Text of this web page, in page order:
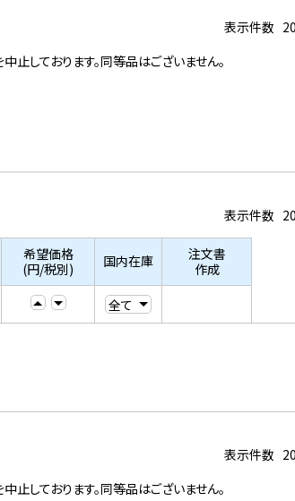
表示件数 20
しております。同等品はございません。
表示件数 20
希望価格
(円/税別)
国内在庫
注文書
作成
表示件数 20
しております。同等品はございません。